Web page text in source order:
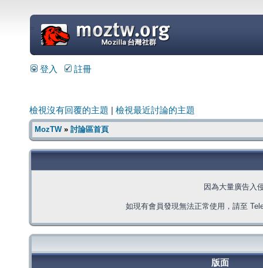
=
登入 註冊
檢視沒有回覆的主題 檢視最近討論的主題
MozTW» 討論區首頁
因為大量廣告入
如現有會員發現無法正常使用，請至
版面